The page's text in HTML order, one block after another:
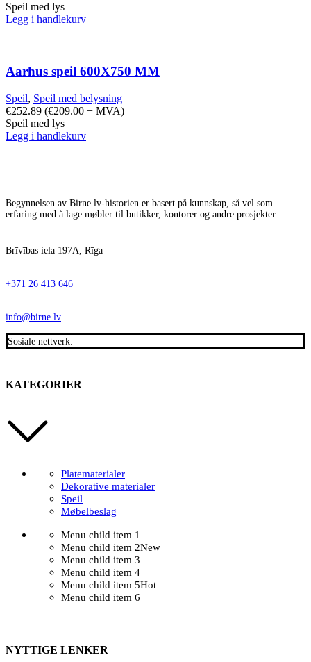
Speil med lys
Legg i handlekurv
Aarhus speil 600X750 MM
Speil, Speil med belysning
€252.89 (€209.00 + MVA)
Speil med lys
Legg i handlekurv
Begynnelsen av Birne.lv-historien er basert på kunnskap, så vel som
erfaring med å lage møbler til butikker, kontorer og andre prosjekter.
Brīvības iela 197A, Rīga
+371 26 413 646
info@birne.lv
Sosiale nettverk:
KATEGORIER
Platematerialer
Dekorative materialer
Speil
Møbelbeslag
Menu child item 1
Menu child item 2New
Menu child item 3
Menu child item 4
Menu child item 5Hot
Menu child item 6
NYTTIGE LENKER